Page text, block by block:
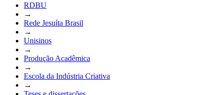
RDBU
→
Rede Jesuíta Brasil
→
Unisinos
→
Produção Acadêmica
→
Escola da Indústria Criativa
→